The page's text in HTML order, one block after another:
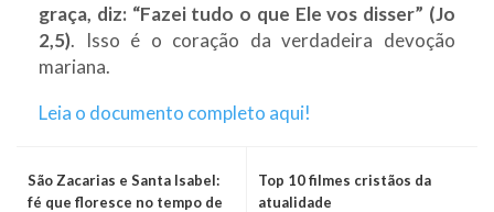
graça, diz: “Fazei tudo o que Ele vos disser” (Jo
2,5). Isso é o coração da verdadeira devoção
mariana.
Leia o documento completo aqui!
São Zacarias e Santa Isabel:
fé que floresce no tempo de
Top 10 filmes cristãos da
atualidade